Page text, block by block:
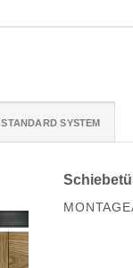
STANDARD SYSTEM